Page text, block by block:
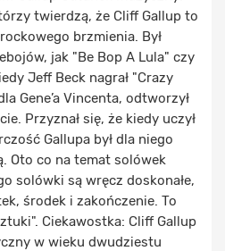
twierdzą, że Cliff Gallup to
brzmienia. Był
jak "Be Bop A Lula" czy
Jeff Beck nagrał "Crazy
Gene’a Vincenta, odtworzył
Przyznał się, że kiedy uczył
Gallupa był dla niego
Oto co na temat solówek
solówki są wręcz doskonałe,
środek i zakończenie. To
Ciekawostka: Cliff Gallup
w wieku dwudziestu